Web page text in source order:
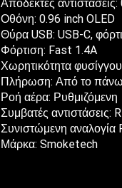
Αποδεκτές
Οθόνη: 0.96 inch OLED
Θύρα USB: USB-C,
Φόρτιση: Fast 1.4A
Χωρητικότητα
Πλήρωση: Από το πάνω
Ροή αέρα: Ρυθμιζόμενη
Συμβατές
Συνιστώμενη
Μάρκα: Smoketech